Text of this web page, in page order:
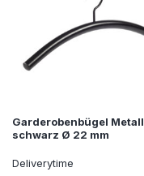
Garderobenbügel Metall
schwarz Ø 22 mm
Deliverytime